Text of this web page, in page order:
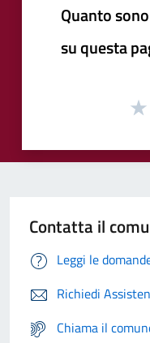
Quanto
su questa
Contatta il
Leggi le
Richiedi
Chiama il